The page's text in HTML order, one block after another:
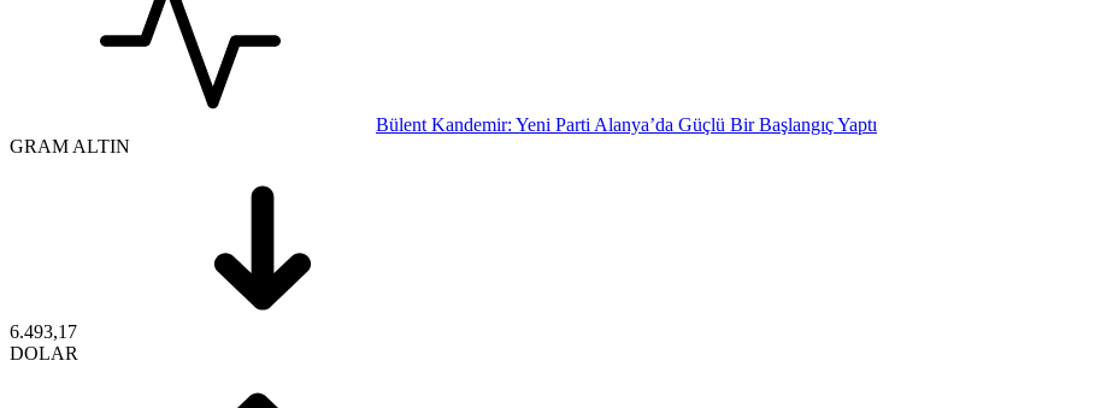
Bülent Kandemir: Yeni Parti Alanya’da Güçlü Bir Başlangıç Yaptı
GRAM ALTIN
6.493,17
DOLAR